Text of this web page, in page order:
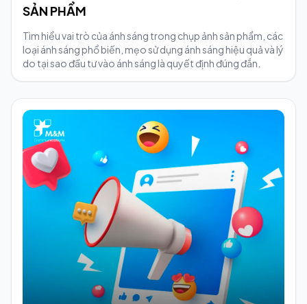
SẢN PHẨM
Tìm hiểu vai trò của ánh sáng trong chụp ảnh sản phẩm, các
loại ánh sáng phổ biến, mẹo sử dụng ánh sáng hiệu quả và lý
do tại sao đầu tư vào ánh sáng là quyết định đúng đắn.